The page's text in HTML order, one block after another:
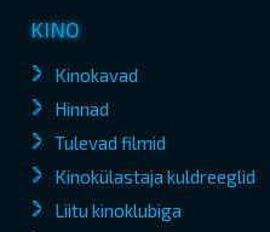
KINO
Kinokavad
Hinnad
Tulevad filmid
Kinokülastaja kuldreeglid
Liitu kinoklubiga